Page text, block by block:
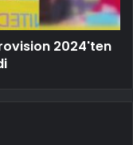
2024'ten